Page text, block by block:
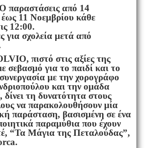
από 14
11 Νοεμβρίου κάθε
12:00.
για σχολεία μετά από
, πιστό στις αξίες της
σεβασμό για το παιδί και το
με την χορογράφο
και την ομάδα
, δίνει τη δυνατότητα στους
να παρακολουθήσουν μία
παράσταση, βασισμένη σε ένα
παραμύθια που έχουν
“Τα Μάγια της Πεταλούδας”,
.